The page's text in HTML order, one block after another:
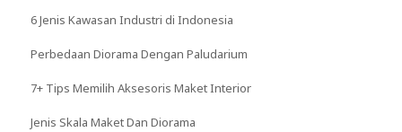
6 Jenis Kawasan Industri di Indonesia
Perbedaan Diorama Dengan Paludarium
7+ Tips Memilih Aksesoris Maket Interior
Jenis Skala Maket Dan Diorama